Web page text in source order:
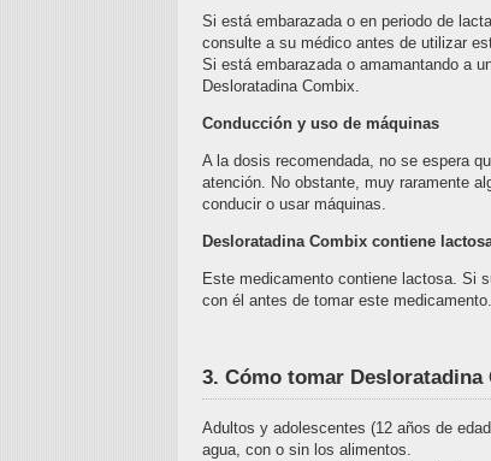
Si está embarazada o en periodo de
consulte a su médico antes de utilizar
Si está embarazada o amamantando a
Desloratadina Combix.
Conducción y uso de máquinas
A la dosis recomendada, no se espera
atención. No obstante, muy raramente
conducir o usar máquinas.
Desloratadina Combix contiene
Este medicamento contiene lactosa. Si
con él antes de tomar este medicamento.
3. Cómo tomar Desloratadina
Adultos y adolescentes (12 años de
agua, con o sin los alimentos.